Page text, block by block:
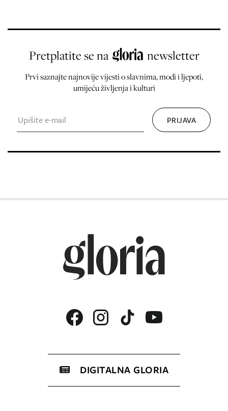
Pretplatite se na newsletter
Prvi saznajte najnovije vijesti o slavnima, modi i ljepoti,
umijeću življenja i kulturi
DIGITALNA GLORIA